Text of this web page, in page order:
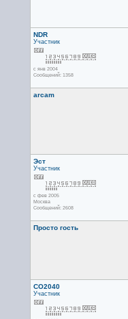
NDR
Участник
с янв 2004
Сообщений: 1358
arcam
Эст
Участник
с фев 2005
Москва
Сообщений: 2608
Просто гость
CO2040
Участник